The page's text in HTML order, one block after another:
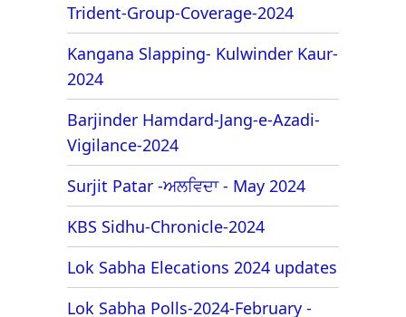
Trident-Group-Coverage-2024
Kangana Slapping- Kulwinder Kaur-
2024
Barjinder Hamdard-Jang-e-Azadi-
Vigilance-2024
Surjit Patar -ਅਲਵਿਦਾ - May 2024
KBS Sidhu-Chronicle-2024
Lok Sabha Elecations 2024 updates
Lok Sabha Polls-2024-February -